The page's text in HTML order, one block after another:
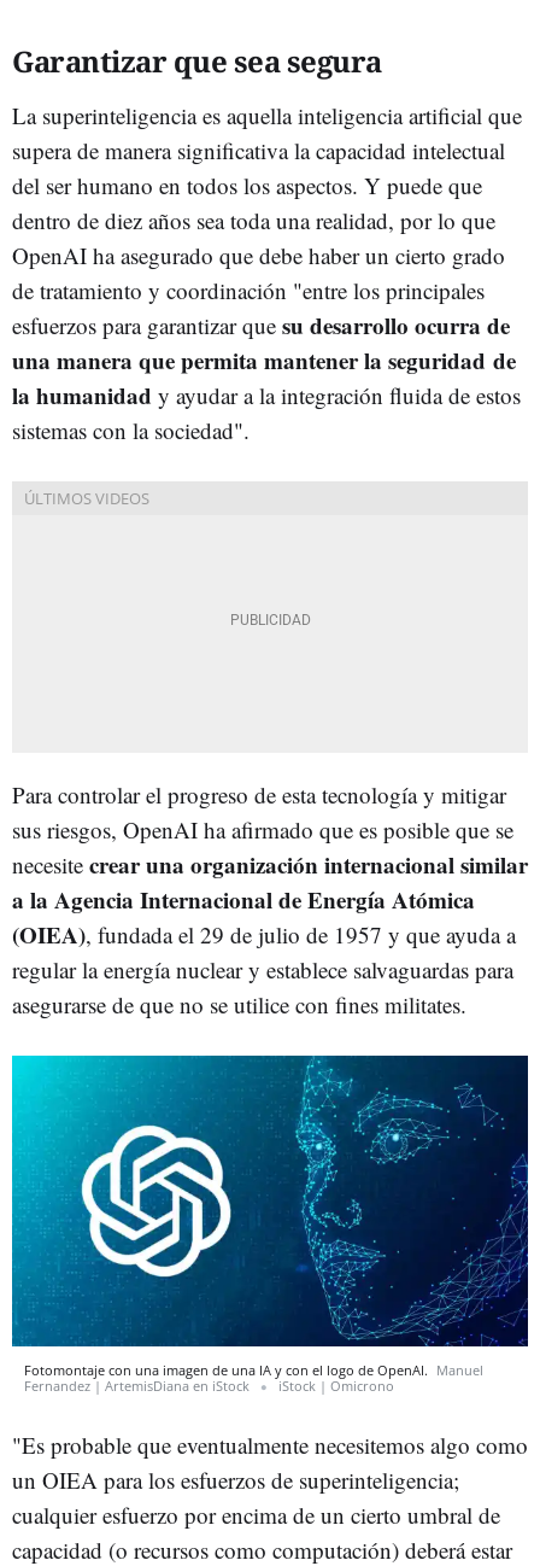
Garantizar que sea segura
La superinteligencia es aquella inteligencia artificial que
supera de manera significativa la capacidad intelectual
del ser humano en todos los aspectos. Y puede que
dentro de diez años sea toda una realidad, por lo que
OpenAI ha asegurado que debe haber un cierto grado
de tratamiento y coordinación "entre los principales
esfuerzos para garantizar que su desarrollo ocurra de
una manera que permita mantener la seguridad de
la humanidad y ayudar a la integración fluida de estos
sistemas con la sociedad".
Para controlar el progreso de esta tecnología y mitigar
sus riesgos, OpenAI ha afirmado que es posible que se
necesite crear una organización internacional similar
a la Agencia Internacional de Energía Atómica
(OIEA), fundada el 29 de julio de 1957 y que ayuda a
regular la energía nuclear y establece salvaguardas para
asegurarse de que no se utilice con fines militates.
Fotomontaje con una imagen de una IA y con el logo de OpenAI. Manuel
Fernandez | ArtemisDiana en iStock
iStock | Omicrono
"Es probable que eventualmente necesitemos algo como
un OIEA para los esfuerzos de superinteligencia;
cualquier esfuerzo por encima de un cierto umbral de
capacidad (o recursos como computación) deberá estar